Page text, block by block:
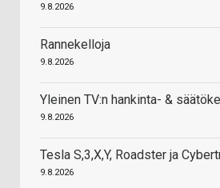
9.8.2026
Rannekelloja
9.8.2026
Yleinen TV:n hankinta- &
9.8.2026
Tesla S,3,X,Y, Roadster ja
9.8.2026